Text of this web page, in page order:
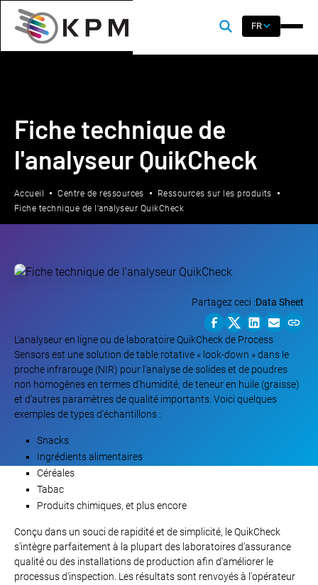
FR
Fiche technique de
l'analyseur QuikCheck
Accueil Centre de ressources
Ressources sur les produits
Fiche technique de l'analyseur QuikCheck
L'analyseur en ligne ou de laboratoire QuikCheck de Process
Sensors est une solution de table rotative « look-down » dans le
proche infrarouge (NIR) pour l'analyse de solides et de poudres
non homogènes en termes d'humidité, de teneur en huile (graisse)
et d'autres paramètres de qualité importants. Voici quelques
exemples de types d'échantillons :
Snacks
Ingrédients alimentaires
Céréales
Tabac
Produits chimiques, et plus encore
Conçu dans un souci de rapidité et de simplicité, le QuikCheck
s'intègre parfaitement à la plupart des laboratoires d'assurance
qualité ou des installations de production afin d'améliorer le
processus d'inspection. Les résultats sont renvoyés à l'opérateur
Partagez ceci :Data Sheet